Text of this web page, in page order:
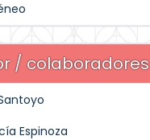
/ colaboradores
Espinoza